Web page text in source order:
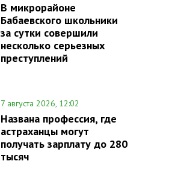
В микрорайоне
Бабаевского школьники
за сутки совершили
несколько серьезных
преступлений
7 августа 2026, 12:02
Названа профессия, где
астраханцы могут
получать зарплату до 280
тысяч